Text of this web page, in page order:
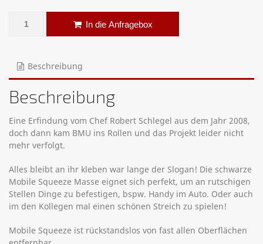
Mobile Squeeze - Dein klebriger Begleiter Menge
In die Anfragebox
Beschreibung
Beschreibung
Eine Erfindung vom Chef Robert Schlegel aus dem Jahr 2008,
doch dann kam BMU ins Rollen und das Projekt leider nicht
mehr verfolgt.
Alles bleibt an ihr kleben war lange der Slogan! Die schwarze
Mobile Squeeze Masse eignet sich perfekt, um an rutschigen
Stellen Dinge zu befestigen, bspw. Handy im Auto. Oder auch
im den Kollegen mal einen schönen Streich zu spielen!
Mobile Squeeze ist rückstandslos von fast allen Oberflächen